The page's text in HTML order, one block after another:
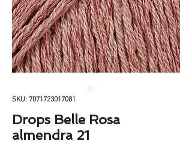
SKU: 7071723017081
Drops Belle Rosa
almendra 21